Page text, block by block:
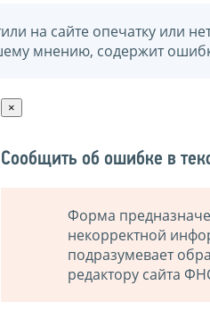
на сайте опечатку или
мнению, содержит
×
Сообщить об ошибке в
Форма
некорректной
подразумевает
редактору сайта